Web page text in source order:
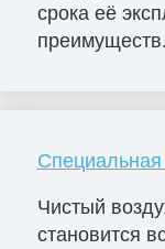
срока её
Чистый
становится